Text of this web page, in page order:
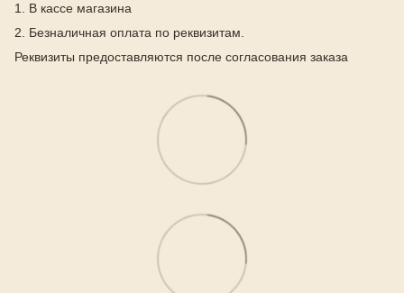
1. В кассе магазина
2. Безналичная оплата по реквизитам.
Реквизиты предоставляются после согласования заказа